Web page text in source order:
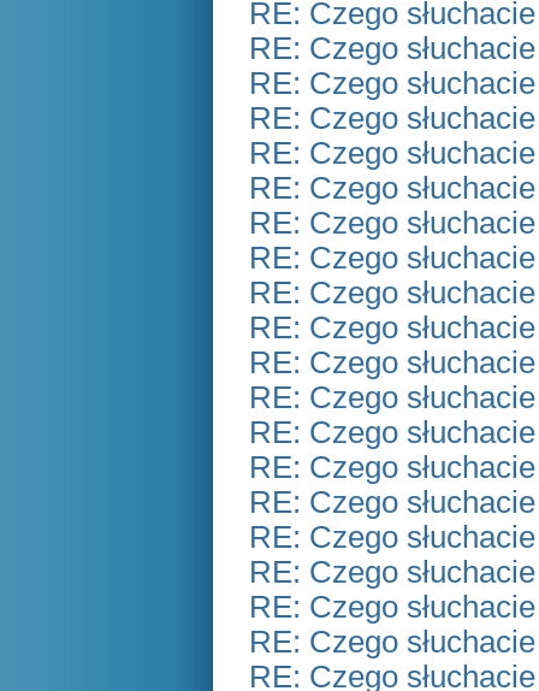
RE: Czego
RE: Czego
RE: Czego
RE: Czego
RE: Czego
RE: Czego
RE: Czego
RE: Czego
RE: Czego
RE: Czego
RE: Czego
RE: Czego
RE: Czego
RE: Czego
RE: Czego
RE: Czego
RE: Czego
RE: Czego
RE: Czego
RE: Czego